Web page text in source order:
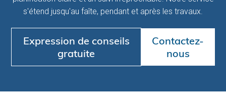
s'étend jusqu'au faîte, pendant et après les travaux.
Expression de conseils
gratuite
Contactez-
nous